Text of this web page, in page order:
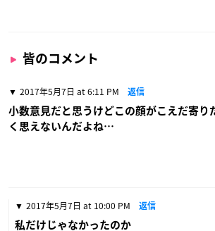
皆のコメント
2017年5月7日 at 6:11 PM 返信
小数意見だと思うけどこの顔がこえだ寄り
く思えないんだよね…
2017年5月7日 at 10:00 PM 返信
私だけじゃなかったのか